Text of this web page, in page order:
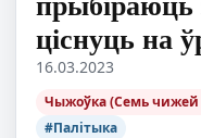
ціснуць на
16.03.2023
Чыжоўка (Семь
#Палітыка